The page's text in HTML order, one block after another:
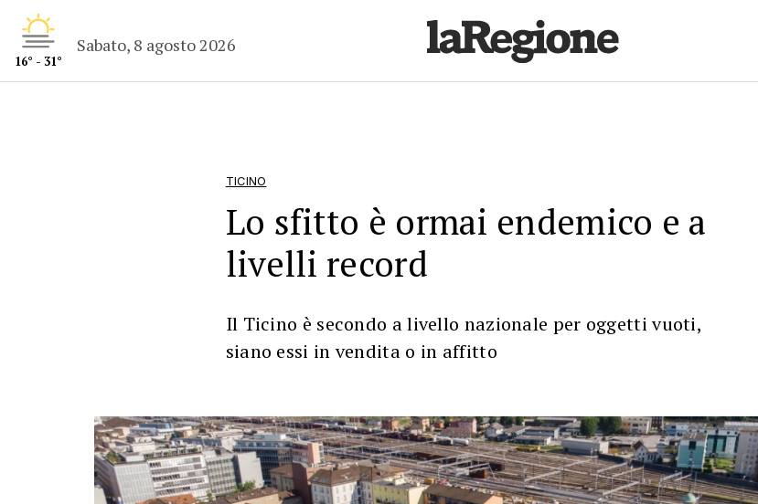
16° - 31°
Sabato, 8 agosto 2026
TICINO
Lo sfitto è ormai endemico e a
livelli record
Il Ticino è secondo a livello nazionale per oggetti vuoti,
siano essi in vendita o in affitto